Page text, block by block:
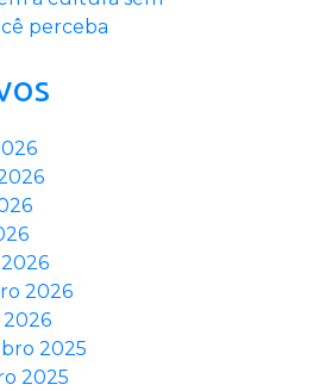
perceba
2026
2026
2025
2025